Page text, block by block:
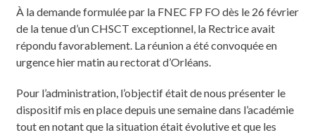
À la demande formulée par la FNEC FP FO dès le 26 février
de la tenue d’un CHSCT exceptionnel, la Rectrice avait
répondu favorablement. La réunion a été convoquée en
urgence hier matin au rectorat d’Orléans.
Pour l’administration, l’objectif était de nous présenter le
dispositif mis en place depuis une semaine dans l’académie
tout en notant que la situation était évolutive et que les